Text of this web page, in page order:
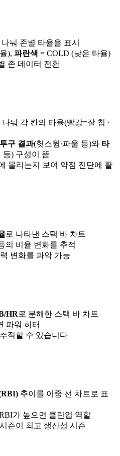
나눠 존별 타율을 표시
), 파란색 = COLD (낮은 타율)
존 데이터 전환
나눠 각 칸의 타율(빨강=잘 침 ·
투구 결과(헛스윙·파울 등)와 타
등) 구성이 뜸
몰리는지 보여 약점 진단에 활
로 나타낸 스택 바 차트
의 비율 변화를 추적
변화를 파악 가능
HR로 분해한 스택 바 차트
파워 히터
적할 수 있습니다
추이를 이중 선 차트로 표
가 높으면 클린업 역할
즌이 최고 생산성 시즌